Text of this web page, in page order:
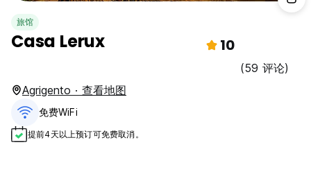
旅馆
Casa Lerux 10
(59 评论)
Agrigento · 查看地图
免费WiFi
提前4天以上预订可免费取消。